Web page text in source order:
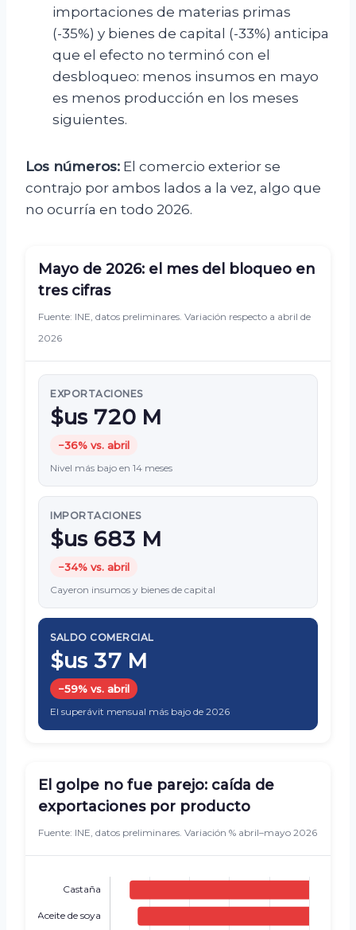
importaciones de materias primas
(-35%) y bienes de capital (-33%) anticipa
que el efecto no terminó con el
desbloqueo: menos insumos en mayo
es menos producción en los meses
siguientes.
Los números: El comercio exterior se
contrajo por ambos lados a la vez, algo que
no ocurría en todo 2026.
Mayo de 2026: el mes del bloqueo en
tres cifras
Fuente: INE, datos preliminares. Variación respecto a abril de
2026
EXPORTACIONES
$us 720 M
−36% vs. abril
Nivel más bajo en 14 meses
IMPORTACIONES
$us 683 M
−34% vs. abril
Cayeron insumos y bienes de capital
SALDO COMERCIAL
$us 37 M
−59% vs. abril
El superávit mensual más bajo de 2026
El golpe no fue parejo: caída de
exportaciones por producto
Fuente: INE, datos preliminares. Variación % abril–mayo 2026